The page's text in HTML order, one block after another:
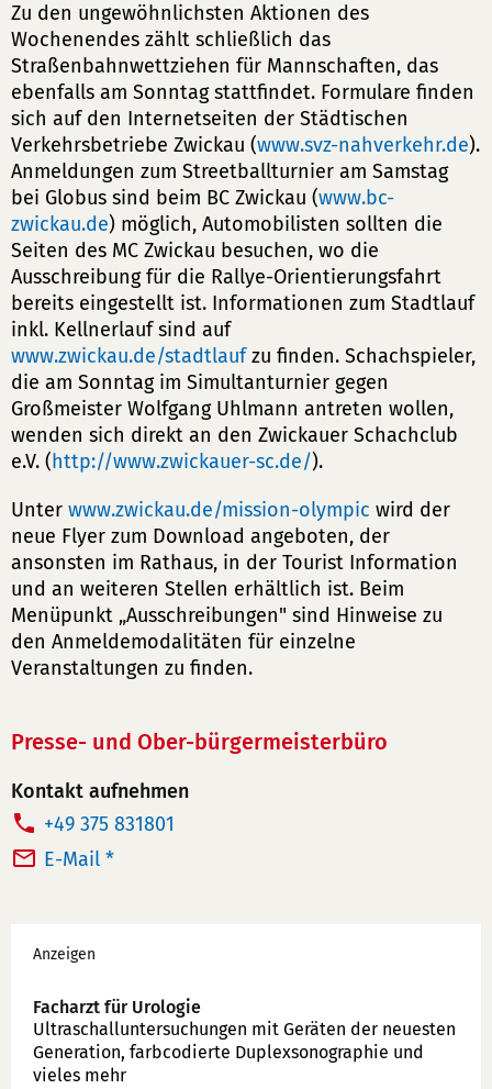
Zu den ungewöhnlichsten Aktionen des
Wochenendes zählt schließlich das
Straßenbahnwettziehen für Mannschaften, das
ebenfalls am Sonntag stattfindet. Formulare finden
sich auf den Internetseiten der Städtischen
Verkehrsbetriebe Zwickau (www.svz-nahverkehr.de).
Anmeldungen zum Streetballturnier am Samstag
bei Globus sind beim BC Zwickau (www.bc-
zwickau.de) möglich, Automobilisten sollten die
Seiten des MC Zwickau besuchen, wo die
Ausschreibung für die Rallye-Orientierungsfahrt
bereits eingestellt ist. Informationen zum Stadtlauf
inkl. Kellnerlauf sind auf
www.zwickau.de/stadtlaufzu finden. Schachspieler,
die am Sonntag im Simultanturnier gegen
Großmeister Wolfgang Uhlmann antreten wollen,
wenden sich direkt an den Zwickauer Schachclub
e.V. (http://www.zwickauer-sc.de/).
Unter www.zwickau.de/mission-olympic wird der
neue Flyer zum Download angeboten, der
ansonsten im Rathaus, in der Tourist Information
und an weiteren Stellen erhältlich ist. Beim
Menüpunkt „Ausschreibungen" sind Hinweise zu
den Anmeldemodalitäten für einzelne
Veranstaltungen zu finden.
Presse- und Ober-bürgermeisterbüro
Kontakt aufnehmen
T
e
n
n
u
+49 375 831801
E-Mail *
Werbung
Anzeigen
Facharzt für Urologie
Ultraschallunter­suchungen mit Geräten der neuesten
Generation, farbcodierte Duplex­sonographie und
vieles mehr